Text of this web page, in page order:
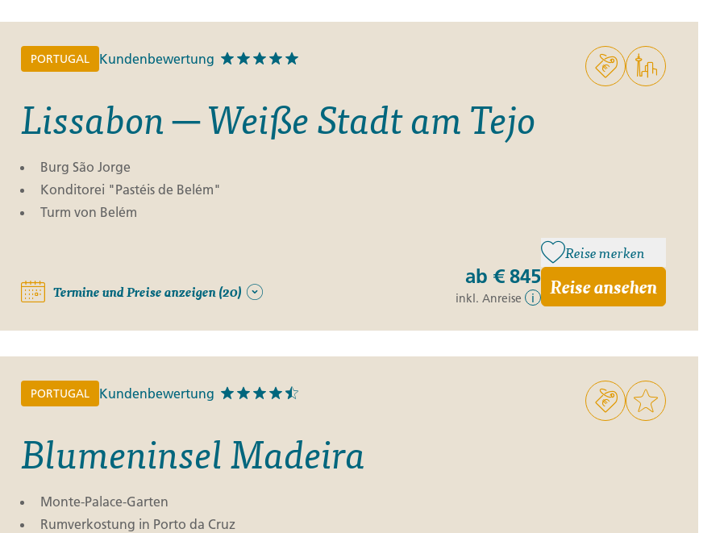
Finnland
Montenegro
Zypern
Reisefinder öffnen
→ Beratung +49 (0) 431 5446-0
PORTUGAL Kundenbewertung
Lissabon ─ Weiße Stadt am Tejo
Burg São Jorge
Konditorei "Pastéis de Belém"
Turm von Belém
Termine und Preise anzeigen (20)
ab € 845
inkl. Anreise i
Reise merken
Reise ansehen
PORTUGAL Kundenbewertung
Blumeninsel Madeira
Monte-Palace-Garten
Rumverkostung in Porto da Cruz